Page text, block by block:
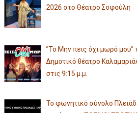
2026 στο Θέατρο Σοφούλη
”Το Μην πεις όχι μωρό μου”
Δημοτικό θέατρο
στις 9:15 μ.μ.
Το φωνητικό σύνολο